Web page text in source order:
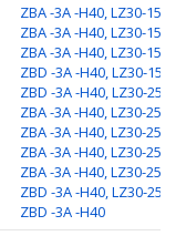
ZBA -3A -H40, LZ30-
ZBA -3A -H40, LZ30-
ZBA -3A -H40, LZ30-
ZBD -3A -H40, LZ30-
ZBD -3A -H40, LZ30-
ZBA -3A -H40, LZ30-
ZBA -3A -H40, LZ30-
ZBA -3A -H40, LZ30-
ZBA -3A -H40, LZ30-
ZBD -3A -H40, LZ30-
ZBD -3A -H40